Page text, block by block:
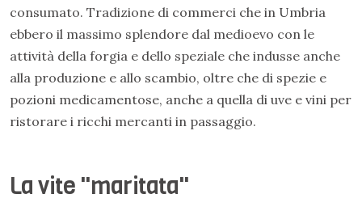
consumato. Tradizione di commerci che in Umbria
ebbero il massimo splendore dal medioevo con le
attività della forgia e dello speziale che indusse anche
alla produzione e allo scambio, oltre che di spezie e
pozioni medicamentose, anche a quella di uve e vini per
ristorare i ricchi mercanti in passaggio.
La vite "maritata"